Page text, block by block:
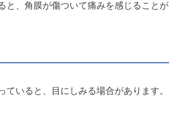
と、角膜が傷ついて痛みを感じることが
いると、目にしみる場合があります。